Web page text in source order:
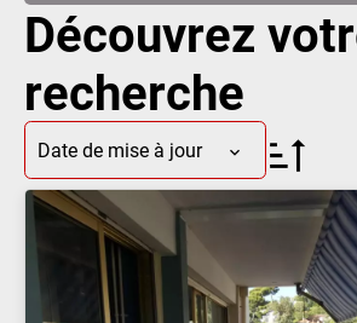
Découvrez
recherche
Date de mise à jour